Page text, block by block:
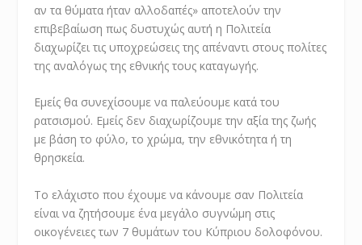
αν τα θύματα ήταν αλλοδαπές» αποτελούν την
επιβεβαίωση πως δυστυχώς αυτή η Πολιτεία
διαχωρίζει τις υποχρεώσεις της απέναντι στους πολίτες
της αναλόγως της εθνικής τους καταγωγής.
Εμείς θα συνεχίσουμε να παλεύουμε κατά του
ρατσισμού. Εμείς δεν διαχωρίζουμε την αξία της ζωής
με βάση το φύλο, το χρώμα, την εθνικότητα ή τη
θρησκεία.
Το ελάχιστο που έχουμε να κάνουμε σαν Πολιτεία
είναι να ζητήσουμε ένα μεγάλο συγνώμη στις
οικογένειες των 7 θυμάτων του Κύπριου δολοφόνου.